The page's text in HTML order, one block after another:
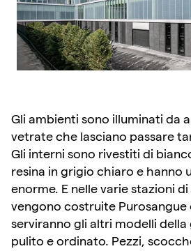
Gli ambienti sono illuminati da
vetrate che lasciano passare
Gli interni sono rivestiti di
resina in grigio chiaro e hanno
enorme. E nelle varie stazioni
vengono costruite Purosangue
serviranno gli altri modelli
pulito e ordinato. Pezzi,